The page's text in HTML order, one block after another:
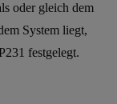
oder gleich dem
System liegt,
festgelegt.